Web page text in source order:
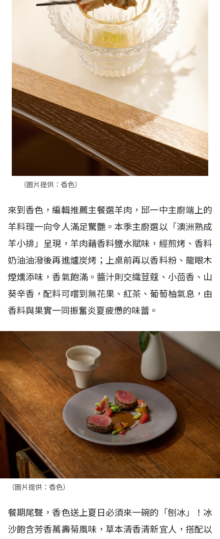
（圖片提供：香色）
來到香色，編輯推薦主餐選羊肉，邱一中主廚端上的
羊料理一向令人滿足驚艷。本季主廚選以「澳洲熟成
羊小排」呈現，羊肉藉香料鹽水賦味，經煎烤、香料
奶油油潑後再進爐炭烤；上桌前再以香料粉、龍眼木
煙燻添味，香氣飽滿。醬汁則交織荳蔻、小茴香、山
葵辛香，配料可嚐到無花果、紅茶、葡萄柚氣息，由
香料與果實一同振奮炎夏疲憊的味蕾。
（圖片提供：香色）
餐期尾聲，香色送上夏日必須來一碗的「刨冰」！冰
沙飽含芳香萬壽菊風味，草本清香清新宜人，搭配以